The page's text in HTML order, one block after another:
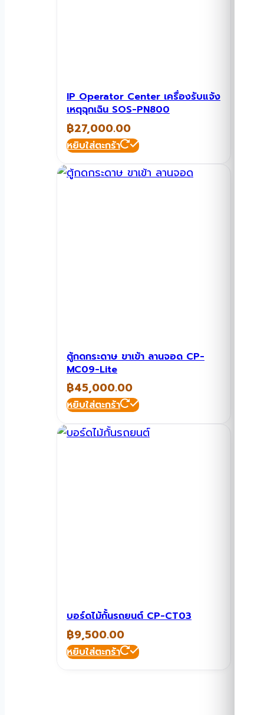
IP Operator Center เครื่องรับแจ้ง
เหตุฉุกเฉิน SOS-PN800
฿27,000.00
หยิบใส่ตะกร้า
ตู้กดกระดาษ ขาเข้า ลานจอด CP-
MC09-Lite
฿45,000.00
หยิบใส่ตะกร้า
บอร์ดไม้กั้นรถยนต์ CP-CT03
฿9,500.00
หยิบใส่ตะกร้า